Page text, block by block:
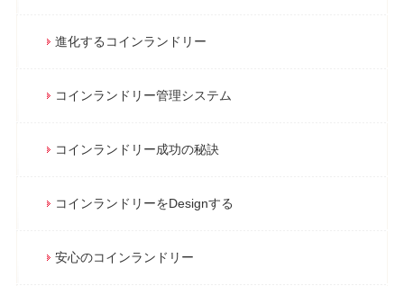
進化するコインランドリー
コインランドリー管理システム
コインランドリー成功の秘訣
コインランドリーをDesignする
安心のコインランドリー